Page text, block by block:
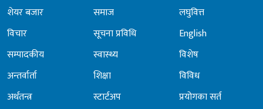
शेयर बजार
विचार
सम्पादकीय
अन्तर्वार्ता
अर्थतन्त्र
समाज
सूचना प्रविधि
स्वास्थ्य
शिक्षा
स्टार्टअप
लघुवित्त
English
विशेष
विविध
प्रयोगका सर्त